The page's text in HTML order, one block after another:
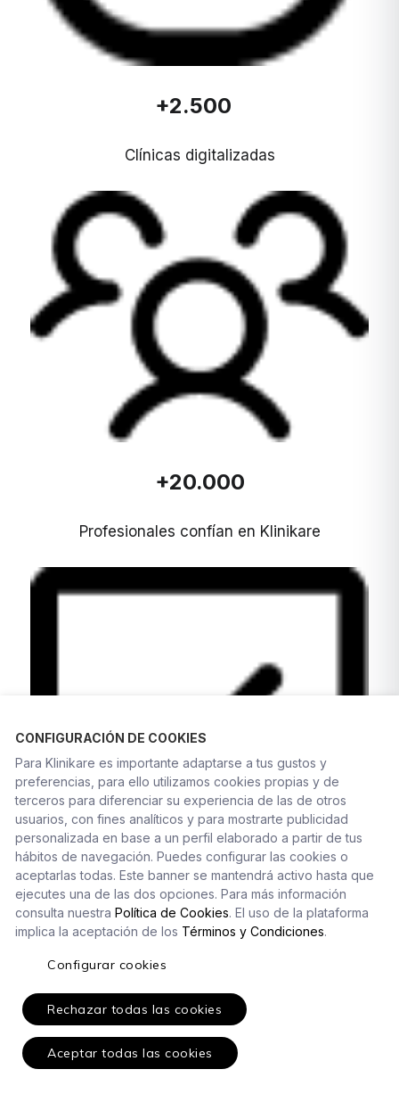
+2.500
Clínicas digitalizadas
+20.000
Profesionales confían en Klinikare
ISO 27001
Certificación internacional de seguridad
CONFIGURACIÓN DE COOKIES
Para Klinikare es importante adaptarse a tus gustos y
preferencias, para ello utilizamos cookies propias y de
terceros para diferenciar su experiencia de las de otros
usuarios, con fines analíticos y para mostrarte publicidad
personalizada en base a un perfil elaborado a partir de tus
hábitos de navegación. Puedes configurar las cookies o
aceptarlas todas. Este banner se mantendrá activo hasta que
ejecutes una de las dos opciones. Para más información
consulta nuestra Política de Cookies. El uso de la plataforma
implica la aceptación de los Términos y Condiciones.
Configurar cookies
Rechazar todas las cookies
Aceptar todas las cookies